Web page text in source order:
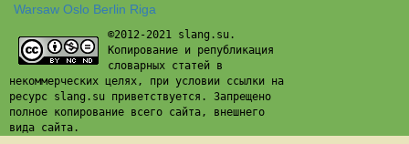
Warsaw Oslo Berlin Riga
©2012-2021 slang.su.
Копирование и републикация
словарных статей в
некоммерческих целях, при условии ссылки на
ресурс slang.su приветствуется. Запрещено
полное копирование всего сайта, внешнего
вида сайта.